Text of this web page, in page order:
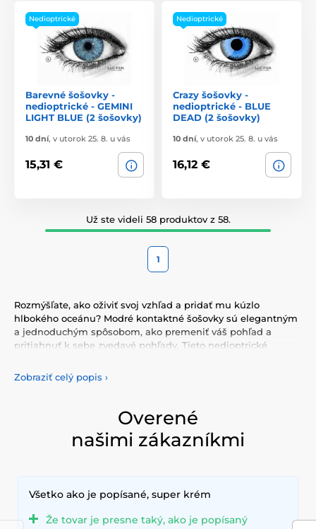
Nedioptrické
Barevné šošovky -
nedioptrické - GEMINI
LIGHT BLUE (2 šošovky)
10 dní, v utorok 25. 8. u vás
15,31 €
Nedioptrické
Crazy šošovky -
nedioptrické - BLUE
DEAD (2 šošovky)
10 dní, v utorok 25. 8. u vás
16,12 €
Už ste videli 58 produktov z 58.
1
Rozmýšľate, ako oživiť svoj vzhľad a pridať mu kúzlo
hlbokého oceánu? Modré kontaktné šošovky sú elegantným
a jednoduchým spôsobom, ako premeniť váš pohľad a
pritiahnuť k sebe zvedavé pohľady. Tieto nedioptrické
bez trvalých zmien a sú skvelou voľbou pre každého, kto si
chce vyskúšať, ako by vyzerali s modrými očami.
Modré šošovky sú vhodné na denné nosenie aj špeciálne
udalosti, ako sú večierky, plesy alebo dokonca cosplay. S
rôznymi odtieňmi modrej, od jemného nebeského až po
prenikavú zafírovú, si môžete vybrať presne ten odtieň, ktorý
Zmeňte svoj pohľad a nechajte svoje oči žiariť modrou
farbou, ktorá dodá vašej vizáži hĺbku a záhadnosť. S
modrými kontaktnými šošovkami budete jednoducho
Zobraziť celý popis ›
Overené
našimi zákazníkmi
Všetko ako je popísané, super krém
Že tovar je presne taký, ako je popísaný